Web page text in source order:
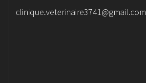
clinique.veterinaire3741@gmail.com